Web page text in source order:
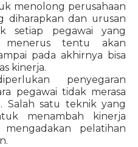
menolong perusahaan
diharapkan dan urusan
setiap pegawai yang
menerus tentu akan
pada akhirnya bisa
kinerja.
penyegaran
pegawai tidak merasa
Salah satu teknik yang
menambah kinerja
pelatihan